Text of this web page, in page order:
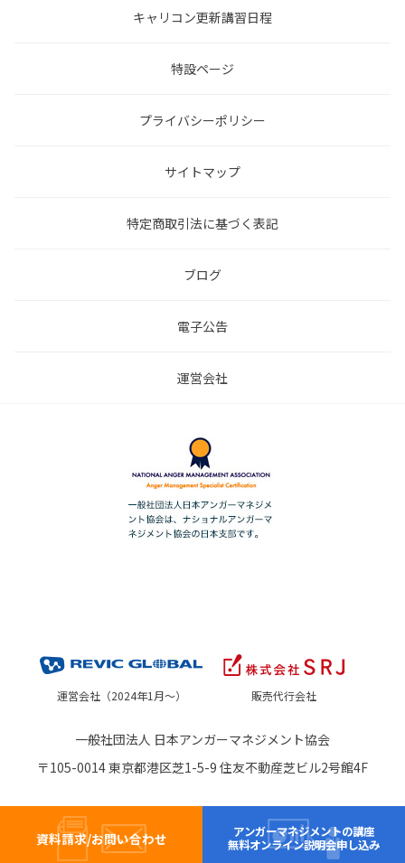
キャリコン更新講習日程
特設ページ
プライバシーポリシー
サイトマップ
特定商取引法に基づく表記
ブログ
電子公告
運営会社
運営会社（2024年1月～） 販売代行会社
一般社団法人 日本アンガーマネジメント協会
〒105-0014 東京都港区芝1-5-9 住友不動産芝ビル2号館4F
資料請求/お問い合わせ
アンガーマネジメントの講座
無料オンライン説明会申し込み